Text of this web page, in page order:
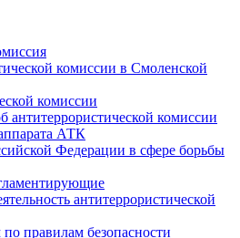
комиссии в Смоленской
комиссии
антитеррористической комиссии
АТК
Федерации в сфере борьбы
антитеррористической
правилам безопасности